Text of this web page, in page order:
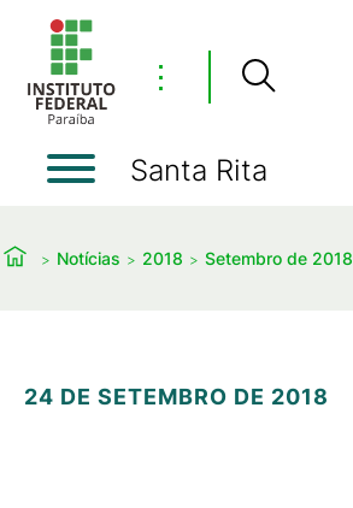
⋮
Santa Rita
Notícias 2018 Setembro de 2018
24 DE SETEMBRO DE 2018